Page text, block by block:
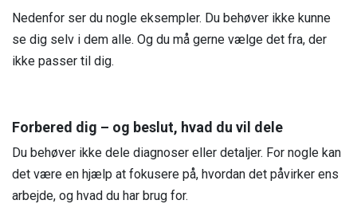
Behandling
Behandling
Liv, identitet og relationer
Fællesskab og events
Jeg er selvstændig
Jeg er leder, arbejdsgiver eller HR
Jeg er jobcenter
FAQ
Rådgivning
Om os
Nyheder
Medlemslogin
Nedenfor ser du nogle eksempler. Du behøver ikke kunne
se dig selv i dem alle. Og du må gerne vælge det fra, der
ikke passer til dig.
Forbered dig – og beslut, hvad du vil dele
Du behøver ikke dele diagnoser eller detaljer. For nogle kan
det være en hjælp at fokusere på, hvordan det påvirker ens
arbejde, og hvad du har brug for.